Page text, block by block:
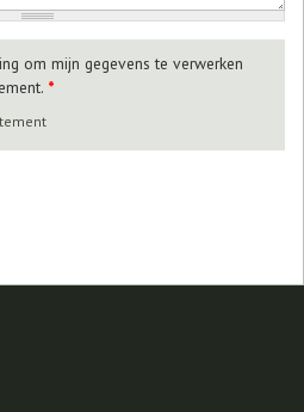
om mijn gegevens te verwerken
*